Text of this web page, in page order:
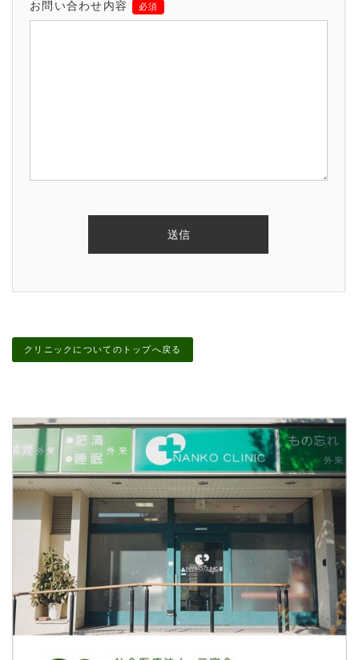
お問い合わせ内容 必須
クリニックについてのトップへ戻る